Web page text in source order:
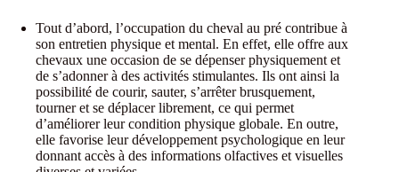
Tout d’abord, l’occupation du cheval au pré contribue à
son entretien physique et mental. En effet, elle offre aux
chevaux une occasion de se dépenser physiquement et
de s’adonner à des activités stimulantes. Ils ont ainsi la
possibilité de courir, sauter, s’arrêter brusquement,
tourner et se déplacer librement, ce qui permet
d’améliorer leur condition physique globale. En outre,
elle favorise leur développement psychologique en leur
donnant accès à des informations olfactives et visuelles